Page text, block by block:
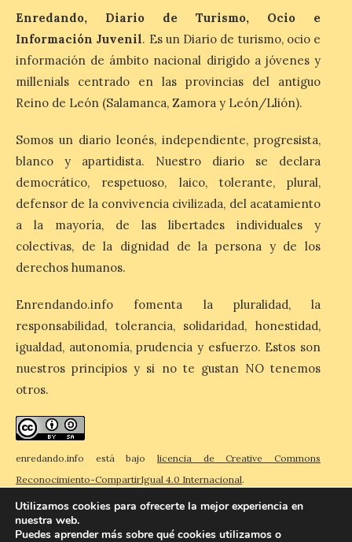
León es la provincia más
económica (116€/noche),
pero también una de las
más agotadas: solo un 4%
de alojamientos libres.
Zamora, Palencia y Álava son las
provincias con menos margen: apenas un
1% de los alojamientos siguen libres para
El eclipse genera un boom
de reservas hoteleras y
precios desorbitados,
según SiteMinder
7 Ago 2026
Asturias lidera el impacto
del fenómeno, con el
reservas, precios y
antelación de compra. El
auge de la demanda redefine la
planificación: reservas más anticipadas y
Madrid, 7 agosto de […]
Enredando, Diario de Turismo, Ocio e
Información Juvenil. Es un Diario de turismo, ocio e
información de ámbito nacional dirigido a jóvenes y
millenials centrado en las provincias del antiguo
Reino de León (Salamanca, Zamora y León/Llión).
Somos un diario leonés, independiente, progresista,
blanco y apartidista. Nuestro diario se declara
democrático, respetuoso, laico, tolerante, plural,
defensor de la convivencia civilizada, del acatamiento
a la mayoría, de las libertades individuales y
colectivas, de la dignidad de la persona y de los
derechos humanos.
Enrendando.info fomenta la pluralidad, la
responsabilidad, tolerancia, solidaridad, honestidad,
igualdad, autonomía, prudencia y esfuerzo. Estos son
nuestros principios y si no te gustan NO tenemos
otros.
enredando.info está bajo licencia de Creative Commons
Reconocimiento-CompartirIgual 4.0 Internacional.
Utilizamos cookies para ofrecerte la mejor experiencia en
nuestra web.
Puedes aprender más sobre qué cookies utilizamos o